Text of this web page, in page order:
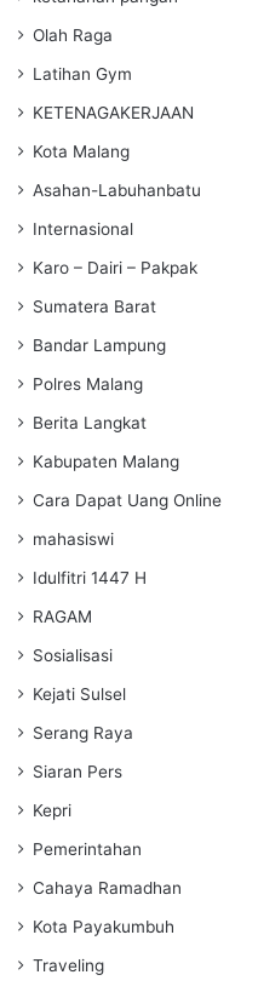
Olah Raga
Latihan Gym
KETENAGAKERJAAN
Kota Malang
Asahan-Labuhanbatu
Internasional
Karo – Dairi – Pakpak
Sumatera Barat
Bandar Lampung
Polres Malang
Berita Langkat
Kabupaten Malang
Cara Dapat Uang Online
mahasiswi
Idulfitri 1447 H
RAGAM
Sosialisasi
Kejati Sulsel
Serang Raya
Siaran Pers
Kepri
Pemerintahan
Cahaya Ramadhan
Kota Payakumbuh
Traveling